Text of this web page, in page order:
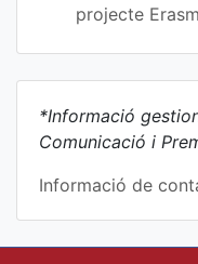
projecte
*Informació
Comunicació i
Informació de